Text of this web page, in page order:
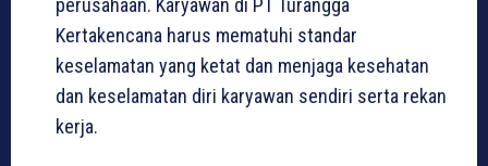
perusahaan. Karyawan di PT Turangga
Kertakencana harus mematuhi standar
keselamatan yang ketat dan menjaga kesehatan
dan keselamatan diri karyawan sendiri serta rekan
kerja.